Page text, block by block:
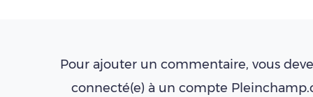
Pour ajouter un commentaire, vous
connecté(e) à un compte